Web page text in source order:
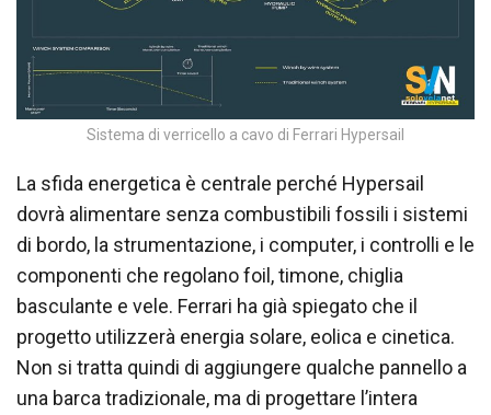
Sistema di verricello a cavo di Ferrari Hypersail
La sfida energetica è centrale perché Hypersail
dovrà alimentare senza combustibili fossili i sistemi
di bordo, la strumentazione, i computer, i controlli e le
componenti che regolano foil, timone, chiglia
basculante e vele. Ferrari ha già spiegato che il
progetto utilizzerà energia solare, eolica e cinetica.
Non si tratta quindi di aggiungere qualche pannello a
una barca tradizionale, ma di progettare l’intera